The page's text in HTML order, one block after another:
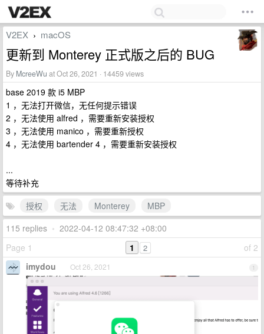
V2EX › macOS
更新到 Monterey 正式版之后的 BUG
By McreeWu at Oct 26, 2021 · 14459 views
base 2019 款 i5 MBP
1 ，无法打开微信，无任何提示错误
2 ，无法使用 alfred ，需要重新安装授权
3 ，无法使用 manico ，需要重新授权
4 ，无法使用 bartender 4 ，需要重新安装授权
...
等待补充
授权
无法 Monterey
MBP
115 replies • 2022-04-12 08:47:32 +08:00
Page 1
of 2
1 2
1
imydou Oct 26, 2021